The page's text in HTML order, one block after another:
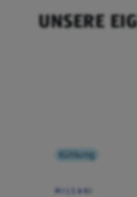
UNSERE
Kühlung
MILSANI